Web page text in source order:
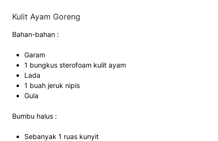
Kulit Ayam Goreng
Bahan-bahan :
Garam
1 bungkus sterofoam kulit ayam
Lada
1 buah jeruk nipis
Gula
Bumbu halus :
Sebanyak 1 ruas kunyit